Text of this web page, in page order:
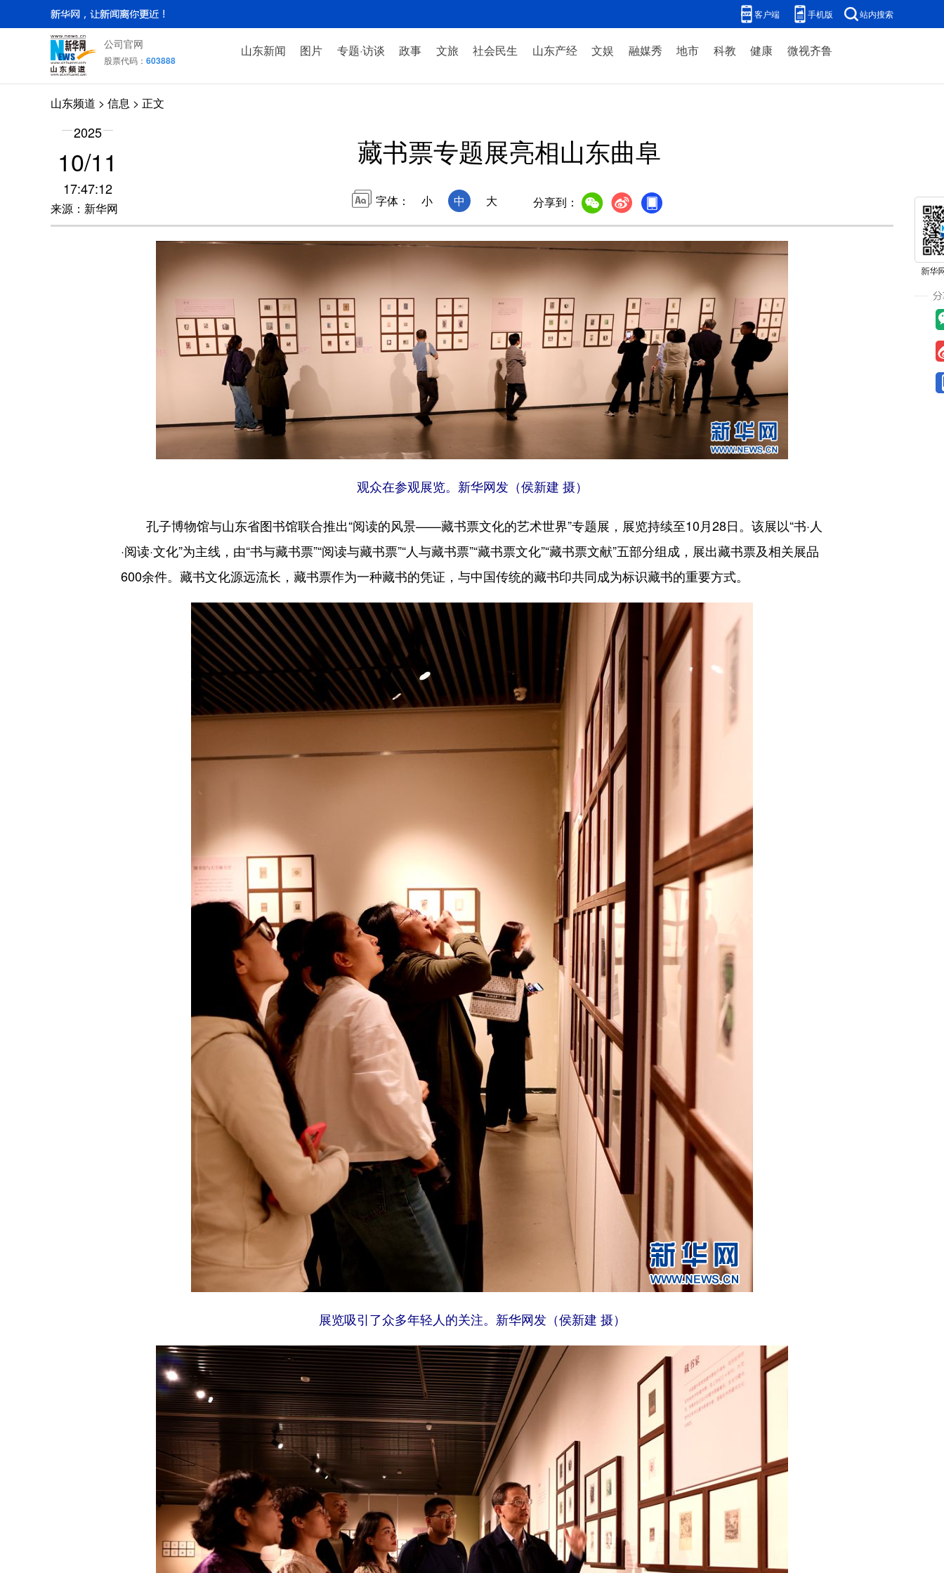
客户端 手机版 站内搜索
公司官网
股票代码： 603888
山东新闻 图片 专题·访谈 政事 文旅 社会民生 山东产经 文娱 融媒秀 地市 科教 健康 微视齐鲁
山东频道 > 信息 > 正文
2025
10/11
17:47:12
来源：新华网
藏书票专题展亮相山东曲阜
字体： 小 中 大 分享到：
观众在参观展览。新华网发（侯新建 摄）
孔子博物馆与山东省图书馆联合推出“阅读的风景——藏书票文化的艺术世界”专题展，展览持续至10月28日。该展以“书·人
·阅读·文化”为主线，由“书与藏书票”“阅读与藏书票”“人与藏书票”“藏书票文化”“藏书票文献”五部分组成，展出藏书票及相关展品
600余件。藏书文化源远流长，藏书票作为一种藏书的凭证，与中国传统的藏书印共同成为标识藏书的重要方式。
展览吸引了众多年轻人的关注。新华网发（侯新建 摄）